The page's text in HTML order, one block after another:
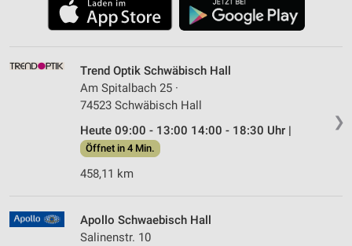
❯
Trend Optik Schwäbisch Hall
Am Spitalbach 25 ·
74523 Schwäbisch Hall
Heute 09:00 - 13:00 14:00 - 18:30 Uhr |
Öffnet in 4 Min.
458,11 km
Apollo Schwaebisch Hall
Salinenstr. 10